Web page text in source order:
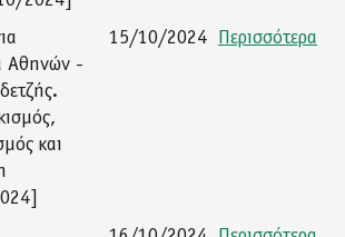
Αθηνών -
και
15/10/2024 Περισσότερα